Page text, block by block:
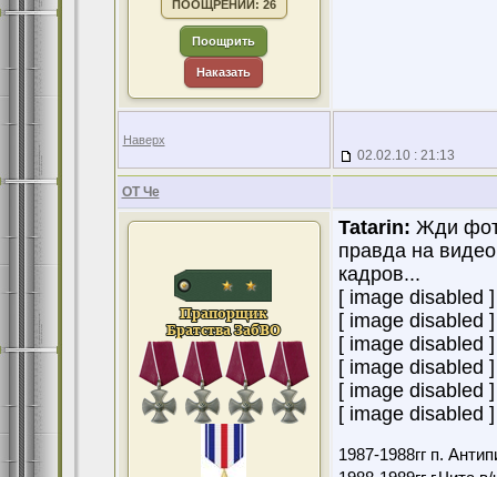
ПООЩРЕНИЙ: 26
Поощрить
Наказать
Наверх
02.02.10 : 21:13
ОТ Че
Tatarin: Жди
правда на
кадров...
[ image disabled ]
[ image disabled ]
[ image disabled ]
[ image disabled ]
[ image disabled ]
[ image disabled ]
1987-1988гг п.